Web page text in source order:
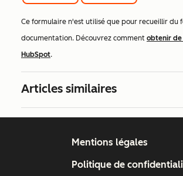
Ce formulaire n'est utilisé que pour recueillir du
documentation. Découvrez comment obtenir
HubSpot.
Articles similaires
Mentions légales
Politique de